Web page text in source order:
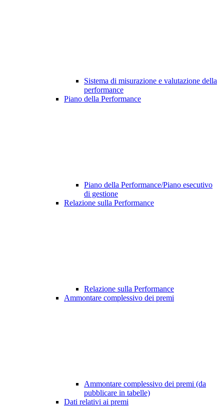
Sistema di misurazione e valutazione della
performance
Piano della Performance
Piano della Performance/Piano esecutivo
di gestione
Relazione sulla Performance
Relazione sulla Performance
Ammontare complessivo dei premi
Ammontare complessivo dei premi (da
pubblicare in tabelle)
Dati relativi ai premi